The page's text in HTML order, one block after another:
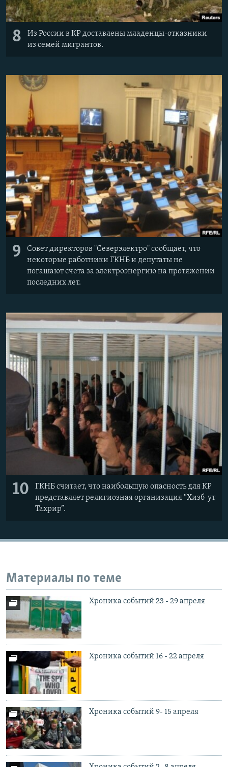
8
Из России в КР доставлены младенцы-отказники
из семей мигрантов.
9
Совет директоров "Северэлектро" сообщает, что
некоторые работники ГКНБ и депутаты не
погашают счета за электроэнергию на протяжении
последних лет.
10
ГКНБ считает, что наибольшую опасность для КР
представляет религиозная организация “Хизб-ут
Тахрир”.
Материалы по теме
Хроника событий 23 - 29 апреля
Хроника событий 16 - 22 апреля
Хроника событий 9- 15 апреля